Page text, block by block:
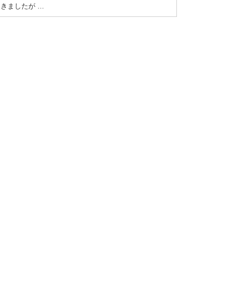
・キッチン・浴室・洗面化粧台・トイレ・洗濯パン新
調
きましたが
こちらのモデルハウスはグレーの中に心を落ち着かせ